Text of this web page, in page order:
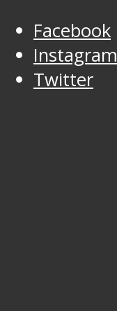
Facebook
Instagram
Twitter